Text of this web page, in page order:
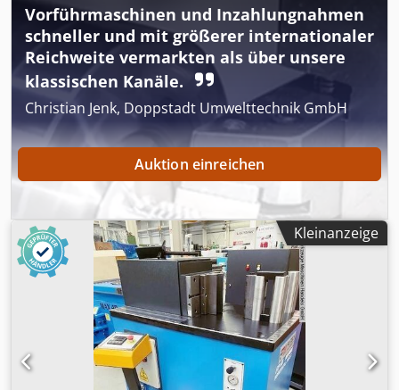
Vorführmaschinen und Inzahlungnahmen
schneller und mit größerer internationaler
Reichweite vermarkten als über unsere
klassischen Kanäle.
Christian Jenk, Doppstadt Umwelttechnik GmbH
Auktion einreichen
Kleinanzeige